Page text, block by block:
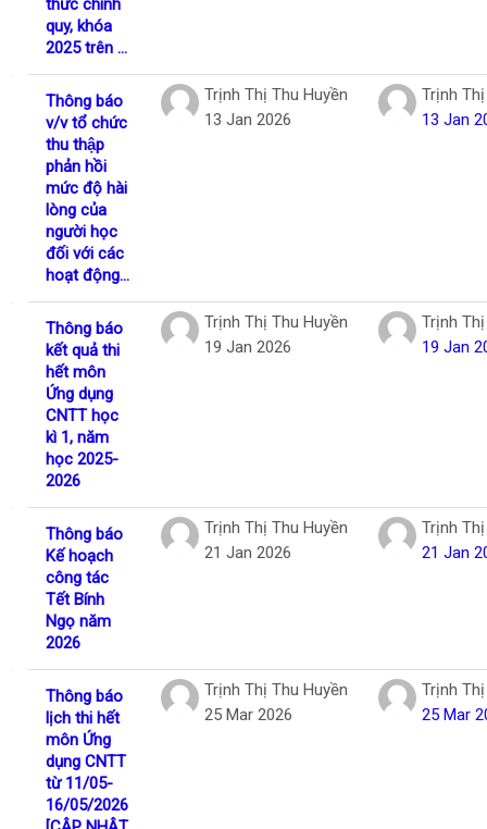
quy, khóa
2025 trên ...
Thông báo
v/v tổ chức
thu thập
phản hồi
mức độ hài
lòng của
người học
đối với các
hoạt động...
Trịnh Thị Thu Huyền
13 Jan 2026
Trịnh
13 Jan
Thông báo
kết quả thi
hết môn
Ứng dụng
CNTT học
kì 1, năm
học 2025-
2026
Trịnh Thị Thu Huyền
19 Jan 2026
Trịnh
19 Jan
Thông báo
Kế hoạch
công tác
Tết Bính
Ngọ năm
2026
Trịnh Thị Thu Huyền
21 Jan 2026
Trịnh
21 Jan
Thông báo
lịch thi hết
môn Ứng
dụng CNTT
từ 11/05-
16/05/2026
Trịnh Thị Thu Huyền
25 Mar 2026
Trịnh
25 Mar